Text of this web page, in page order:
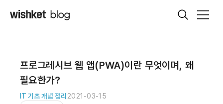
프로그레시브 웹 앱(PWA)이란 무엇이며, 왜
필요한가?
IT 기초 개념 정리 2021-03-15